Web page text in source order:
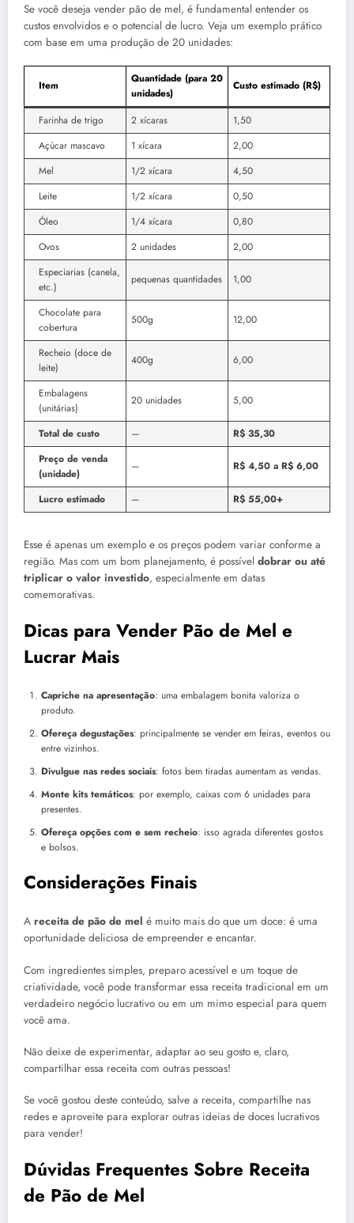
Se você deseja vender pão de mel, é fundamental entender os
custos envolvidos e o potencial de lucro. Veja um exemplo prático
com base em uma produção de 20 unidades:
Item
Quantidade (para 20
unidades)
Custo estimado (R$)
Farinha de trigo 2 xícaras
1,50
Açúcar mascavo
1 xícara
2,00
Mel
1/2 xícara
4,50
Leite
1/2 xícara
0,50
Óleo
1/4 xícara
0,80
Ovos
2 unidades
2,00
Especiarias (canela,
etc.)
pequenas quantidades 1,00
Chocolate para
cobertura
500g 12,00
Recheio (doce de
leite)
400g 6,00
Embalagens
(unitárias)
20 unidades 5,00
Total de custo —
R$ 35,30
Preço de venda
(unidade)
— R$ 4,50 a R$ 6,00
Lucro estimado — R$ 55,00+
Esse é apenas um exemplo e os preços podem variar conforme a
região. Mas com um bom planejamento, é possível dobrar ou até
triplicar o valor investido, especialmente em datas
comemorativas.
Dicas para Vender Pão de Mel e
Lucrar Mais
Capriche na apresentação: uma embalagem bonita valoriza o
produto.
Ofereça degustações: principalmente se vender em feiras, eventos ou
entre vizinhos.
Divulgue nas redes sociais: fotos bem tiradas aumentam as vendas.
Monte kits temáticos: por exemplo, caixas com 6 unidades para
presentes.
Ofereça opções com e sem recheio: isso agrada diferentes gostos
e bolsos.
Considerações Finais
A receita de pão de mel é muito mais do que um doce: é uma
oportunidade deliciosa de empreender e encantar.
Com ingredientes simples, preparo acessível e um toque de
criatividade, você pode transformar essa receita tradicional em um
verdadeiro negócio lucrativo ou em um mimo especial para quem
você ama.
Não deixe de experimentar, adaptar ao seu gosto e, claro,
compartilhar essa receita com outras pessoas!
Se você gostou deste conteúdo, salve a receita, compartilhe nas
redes e aproveite para explorar outras ideias de doces lucrativos
para vender!
Dúvidas Frequentes Sobre Receita
de Pão de Mel